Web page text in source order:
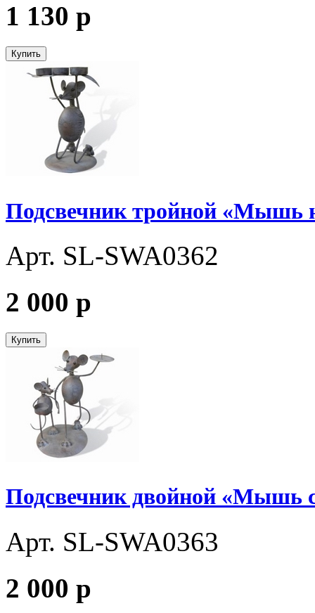
1 130 p
Купить
Подсвечник тройной «Мышь
Арт. SL-SWA0362
2 000 p
Купить
Подсвечник двойной «Мышь
Арт. SL-SWA0363
2 000 p